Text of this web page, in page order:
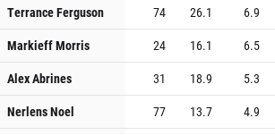
Terrance Ferguson
74 26.1 6.9
Markieff Morris
24 16.1 6.5
Alex Abrines
31 18.9 5.3
Nerlens Noel
77 13.7 4.9